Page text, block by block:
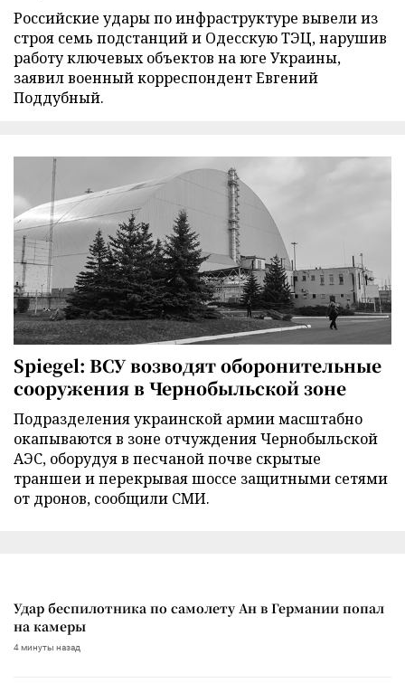
Российские удары по инфраструктуре вывели из
строя семь подстанций и Одесскую ТЭЦ, нарушив
работу ключевых объектов на юге Украины,
заявил военный корреспондент Евгений
Поддубный.
Spiegel: ВСУ возводят оборонительные
сооружения в Чернобыльской зоне
Подразделения украинской армии масштабно
окапываются в зоне отчуждения Чернобыльской
АЭС, оборудуя в песчаной почве скрытые
траншеи и перекрывая шоссе защитными сетями
от дронов, сообщили СМИ.
Удар беспилотника по самолету Ан в Германии попал
на камеры
4 минуты назад